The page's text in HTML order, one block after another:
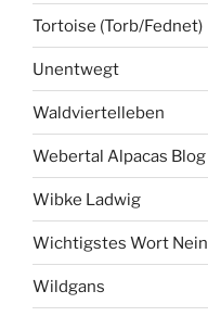
Tortoise (Torb/Fednet)
Unentwegt
Waldviertelleben
Webertal Alpacas Blog
Wibke Ladwig
Wichtigstes Wort Nein
Wildgans